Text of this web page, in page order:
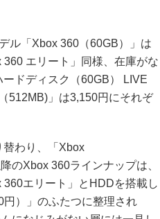
ル「Xbox 360（60GB）」は
エリート」同様、在庫がな
ドディスク（60GB） LIVE
512MB)」は3,150円にそれぞ
わり、「Xbox
のXbox 360ラインナップは、
エリート」とHDDを搭載し
）」のふたつに整理され